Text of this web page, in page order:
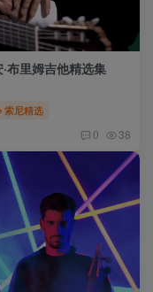
布里姆吉他精选集
索尼精选
0 38